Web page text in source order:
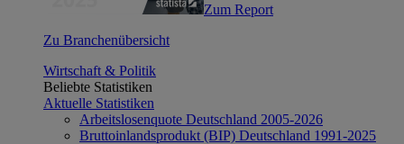
Zum Report
Zu Branchenübersicht
Wirtschaft & Politik
Beliebte Statistiken
Aktuelle Statistiken
Arbeitslosenquote Deutschland 2005-2026
Bruttoinlandsprodukt (BIP) Deutschland 1991-2025